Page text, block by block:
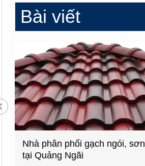
Bài viết
Nhà phân phối gạch ngói, sơn
tại Quảng Ngãi